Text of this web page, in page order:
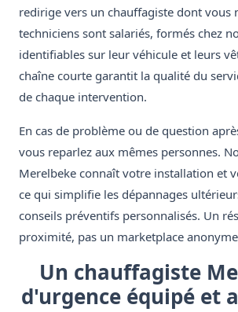
redirige vers un chauffagiste dont vous
techniciens sont salariés, formés chez
identifiables sur leur véhicule et leurs
chaîne courte garantit la qualité du
de chaque intervention.
En cas de problème ou de question
vous reparlez aux mêmes personnes.
Merelbeke connaît votre installation et
ce qui simplifie les dépannages
conseils préventifs personnalisés. Un
proximité, pas un marketplace
Un chauffagiste
d'urgence équipé et